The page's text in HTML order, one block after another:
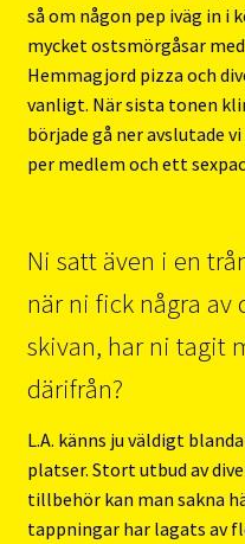
så om någon pep iväg in i
mycket ostsmörgåsar
Hemmagjord pizza och
vanligt. När sista tonen
började gå ner avslutade
per medlem och ett
Ni satt även i en
när ni fick några
skivan, har ni tagit
därifrån?
L.A. känns ju väldigt
platser. Stort utbud av
tillbehör kan man sakna
tappningar har lagats av